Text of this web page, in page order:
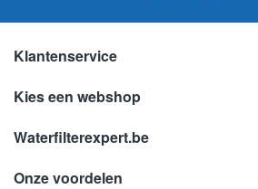
Klantenservice
Kies een webshop
Waterfilterexpert.be
Onze voordelen